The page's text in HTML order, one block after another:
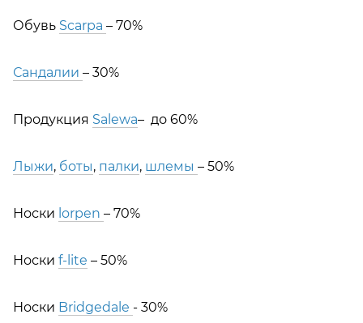
Обувь Scarpa – 70%
Сандалии – 30%
Продукция Salewa– до 60%
Лыжи, боты, палки, шлемы – 50%
Носки lorpen – 70%
Носки f-lite – 50%
Носки Bridgedale - 30%